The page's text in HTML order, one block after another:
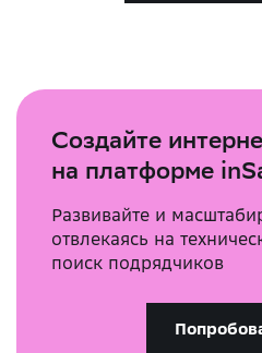
Создайте
на платформе
Развивайте и
отвлекаясь на
поиск подрядчиков